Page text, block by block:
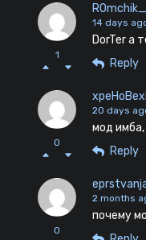
1
14 days
DorTer а
Reply
0
20 days
мод
Reply
0
2 months
почему